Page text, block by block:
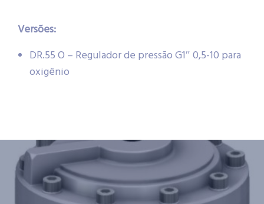
Versões:
DR.55 O – Regulador de pressão G1″ 0,5-10 para
oxigênio